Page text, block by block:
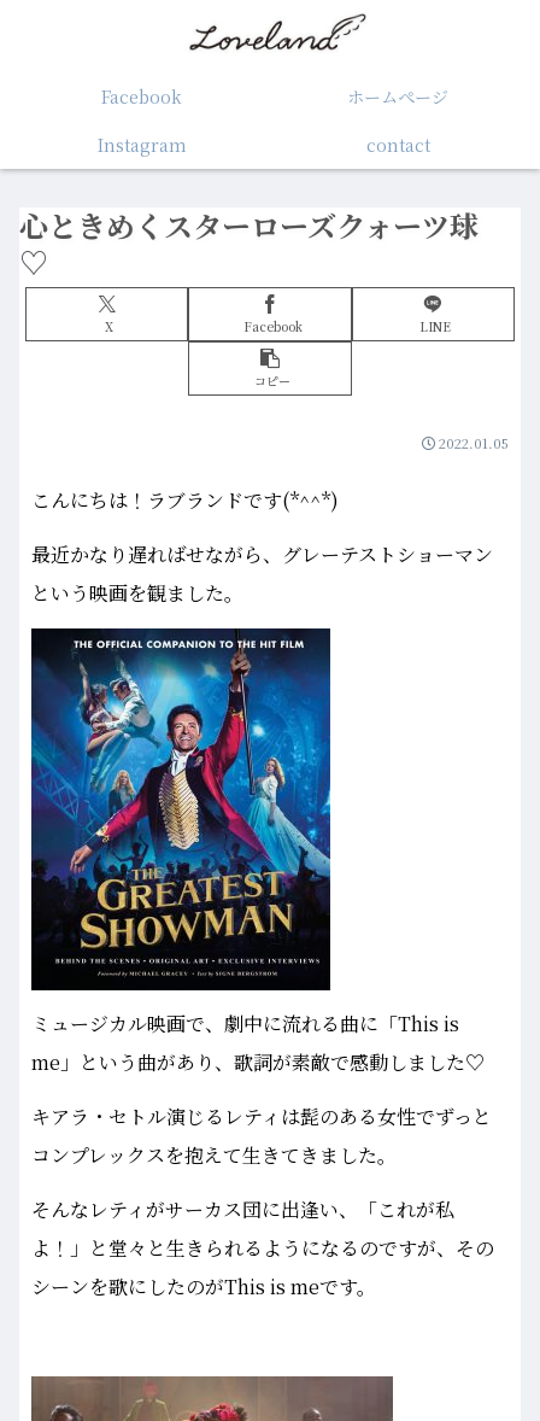
Facebook
ホームぺージ
Instagram
contact
心ときめくスターローズクォーツ球
♡
X Facebook LINE
コピー
2022.01.05
こんにちは！ラブランドです(*^^*)
最近かなり遅ればせながら、グレーテストショーマン
という映画を観ました。
ミュージカル映画で、劇中に流れる曲に「This is
me」という曲があり、歌詞が素敵で感動しました♡
キアラ・セトル演じるレティは髭のある女性でずっと
コンプレックスを抱えて生きてきました。
そんなレティがサーカス団に出逢い、「これが私
よ！」と堂々と生きられるようになるのですが、その
シーンを歌にしたのがThis is meです。